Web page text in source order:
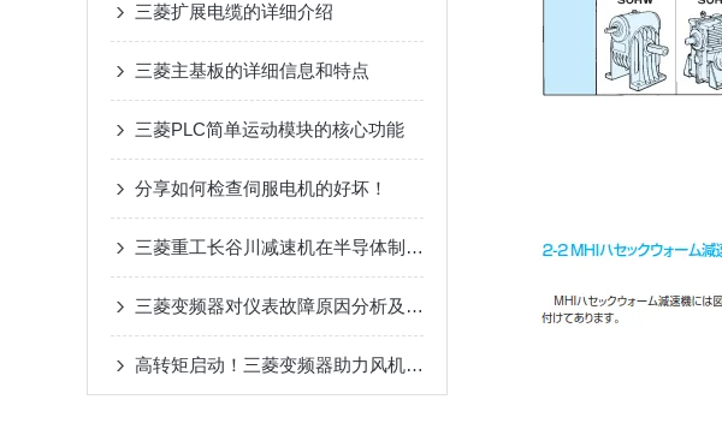
三菱扩展电缆的详细介绍
三菱主基板的详细信息和特点
三菱PLC简单运动模块的核心功能
分享如何检查伺服电机的好坏！
三菱重工长谷川减速机在半导体制造设备传动系统中的适配应用
三菱变频器对仪表故障原因分析及解决措施
高转矩启动！三菱变频器助力风机、泵类负载高效运行